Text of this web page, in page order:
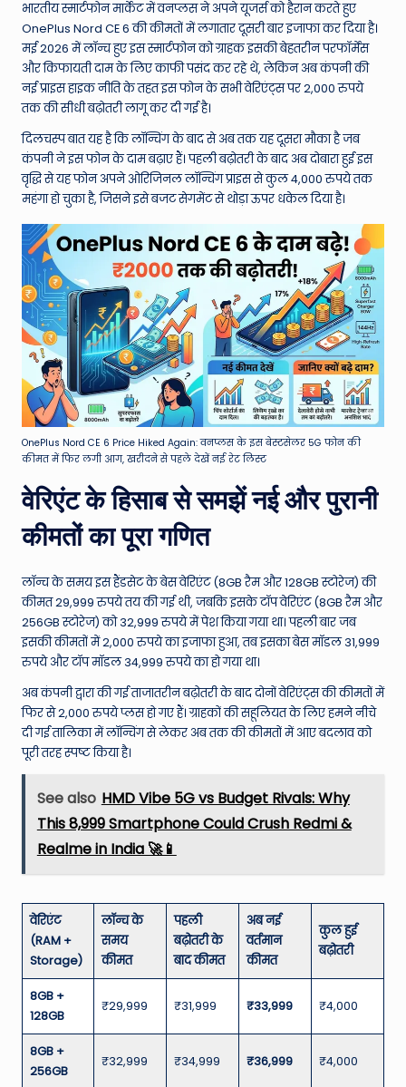
h
e
W
o
rl
d
भारतीय स्मार्टफोन मार्केट में वनप्लस ने अपने यूजर्स को हैरान करते हुए
OnePlus Nord CE 6 की कीमतों में लगातार दूसरी बार इजाफा कर दिया है।
मई 2026 में लॉन्च हुए इस स्मार्टफोन को ग्राहक इसकी बेहतरीन परफॉर्मेंस
और किफायती दाम के लिए काफी पसंद कर रहे थे, लेकिन अब कंपनी की
नई प्राइस हाइक नीति के तहत इस फोन के सभी वेरिएंट्स पर 2,000 रुपये
तक की सीधी बढ़ोतरी लागू कर दी गई है।
दिलचस्प बात यह है कि लॉन्चिंग के बाद से अब तक यह दूसरा मौका है जब
कंपनी ने इस फोन के दाम बढ़ाए हैं। पहली बढ़ोतरी के बाद अब दोबारा हुई इस
वृद्धि से यह फोन अपने ओरिजिनल लॉन्चिंग प्राइस से कुल 4,000 रुपये तक
महंगा हो चुका है, जिसने इसे बजट सेगमेंट से थोड़ा ऊपर धकेल दिया है।
OnePlus Nord CE 6 Price Hiked Again: वनप्लस के इस बेस्टसेलर 5G फोन की
कीमत में फिर लगी आग, खरीदने से पहले देखें नई रेट लिस्ट
वेरिएंट के हिसाब से समझें नई और पुरानी
कीमतों का पूरा गणित
लॉन्च के समय इस हैंडसेट के बेस वेरिएंट (8GB रैम और 128GB स्टोरेज) की
कीमत 29,999 रुपये तय की गई थी, जबकि इसके टॉप वेरिएंट (8GB रैम और
256GB स्टोरेज) को 32,999 रुपये में पेश किया गया था। पहली बार जब
इसकी कीमतों में 2,000 रुपये का इजाफा हुआ, तब इसका बेस मॉडल 31,999
रुपये और टॉप मॉडल 34,999 रुपये का हो गया था।
अब कंपनी द्वारा की गई ताजातरीन बढ़ोतरी के बाद दोनों वेरिएंट्स की कीमतों में
फिर से 2,000 रुपये प्लस हो गए हैं। ग्राहकों की सहूलियत के लिए हमने नीचे
दी गई तालिका में लॉन्चिंग से लेकर अब तक की कीमतों में आए बदलाव को
पूरी तरह स्पष्ट किया है।
See also HMD Vibe 5G vs Budget Rivals: Why
This ₹8,999 Smartphone Could Crush Redmi &
Realme in India 🚀📱
वेरिएंट
(RAM +
Storage)
लॉन्च के
समय
कीमत
पहली
बढ़ोतरी के
बाद कीमत
अब नई
वर्तमान
कीमत
कुल हुई
बढ़ोतरी
8GB +
128GB
₹29,999 ₹31,999 ₹33,999 ₹4,000
8GB +
256GB
₹32,999 ₹34,999 ₹36,999 ₹4,000